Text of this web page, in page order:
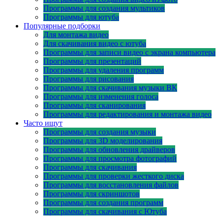
Программы для создания мультиков
Программы для ютуба
Популярные подборки
Для монтажа видео
Для скачивания видео с ютуба
Программы для записи видео с экрана компьютера
Программы для презентаций
Программы для удаления программ
Программы для рисования
Программы для скачивания музыки ВК
Программы для изменения голоса
Программы для сканирования
Программы для редактирования и монтажа видео
Часто ищут
Программы для создания музыки
Программы для 3D моделирования
Программы для обновления драйверов
Программы для просмотра фотографий
Программы для скачивания
Программы для проверки жесткого диска
Программы для восстановления файлов
Программы для скриншотов
Программы для создания программ
Программы для скачивания с Ютуба